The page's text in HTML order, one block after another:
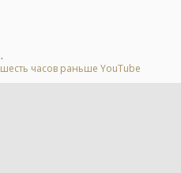
часов раньше YouTube